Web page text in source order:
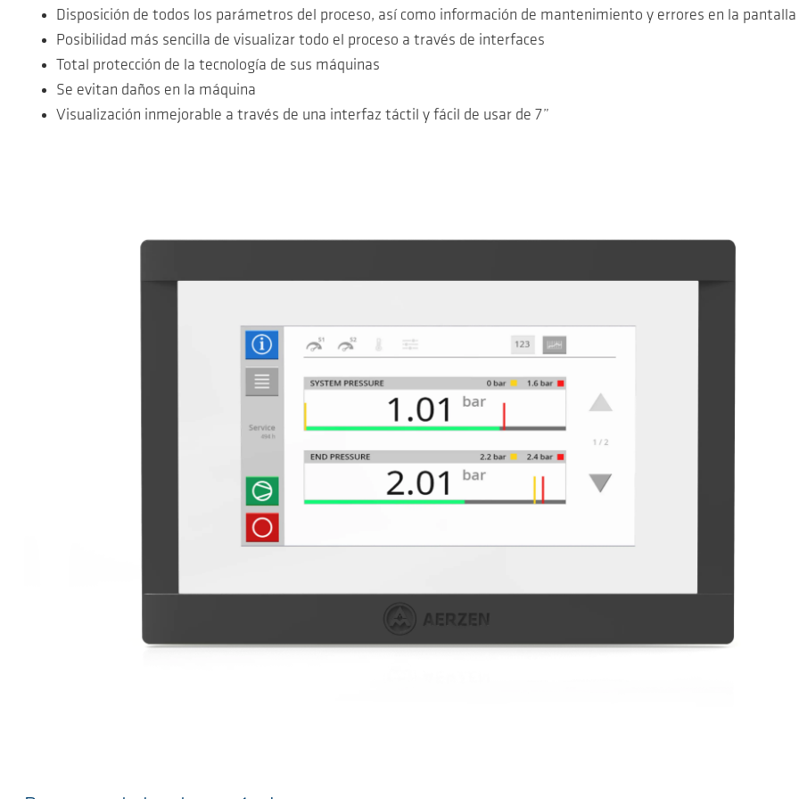
Disposición de todos los parámetros del proceso, así como información de mantenimiento y errores en la
Posibilidad más sencilla de visualizar todo el proceso a través de interfaces
Total protección de la tecnología de sus máquinas
Se evitan daños en la máquina
Visualización inmejorable a través de una interfaz táctil y fácil de usar de 7”